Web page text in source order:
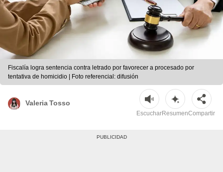
Fiscalía logra sentencia contra letrado por favorecer a procesado por
tentativa de homicidio | Foto referencial: difusión
Valeria Tosso
EscucharResumenCompartir